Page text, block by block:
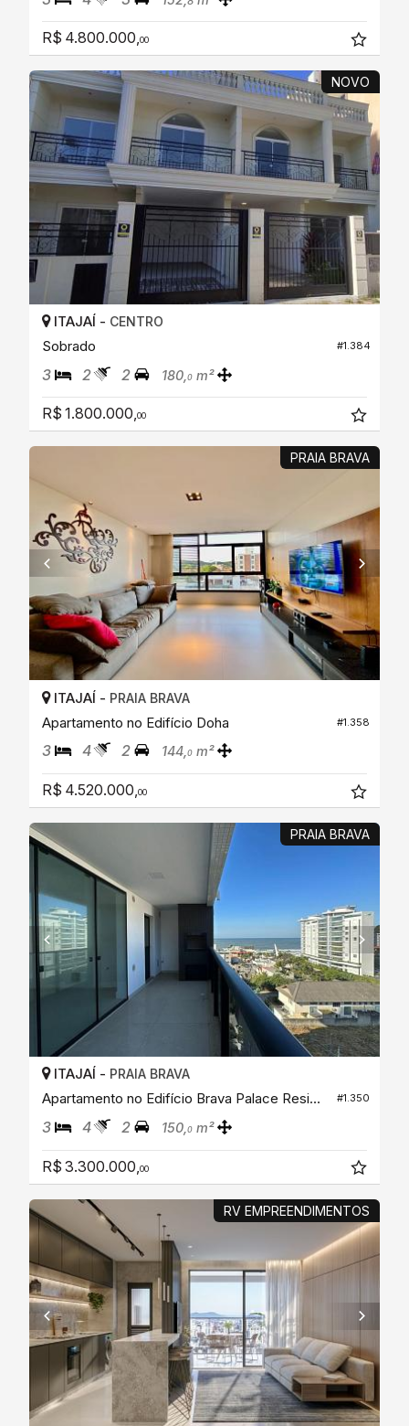
R$ 4.800.000, 00
NOVO
#1.384
ITAJAÍ - CENTRO
Sobrado
3 2 2 180,0 m²
R$ 1.800.000,00
PRAIA BRAVA
#1.358
ITAJAÍ - PRAIA BRAVA
Apartamento no Edifício Doha
3 4 2 144,0 m²
R$ 4.520.000, 00
PRAIA BRAVA
#1.350
ITAJAÍ - PRAIA BRAVA
Apartamento no Edifício Brava Palace Residence
3 4 2 150,0 m²
R$ 3.300.000, 00
RV EMPREENDIMENTOS